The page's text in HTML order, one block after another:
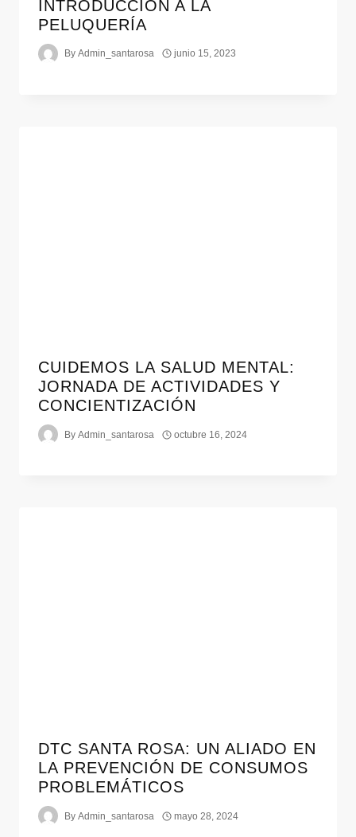
INTRODUCCIÓN A LA
PELUQUERÍA
By Admin_santarosa junio 15, 2023
CUIDEMOS LA SALUD MENTAL:
JORNADA DE ACTIVIDADES Y
CONCIENTIZACIÓN
By Admin_santarosa octubre 16, 2024
DTC SANTA ROSA: UN ALIADO EN
LA PREVENCIÓN DE CONSUMOS
PROBLEMÁTICOS
By Admin_santarosa mayo 28, 2024